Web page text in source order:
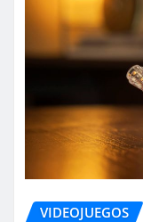
VIDEOJUEGOS